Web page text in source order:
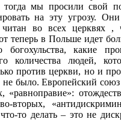
тогда мы просили свой
на эту угрозу.
во всех церквях ,
теперь в Польше идет
богохульства, какие
количества людей,
против церкви, но и
было. Европейский союз
«равноправие»:
вторых,
то делать – это не